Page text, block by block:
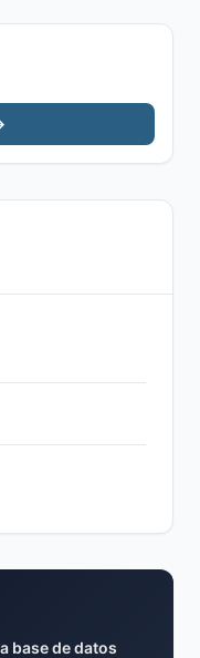
base de datos